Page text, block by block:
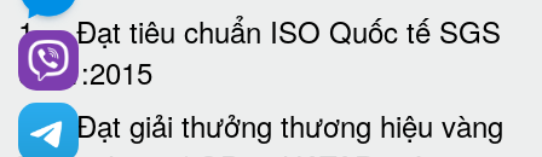
1. Đạt tiêu chuẩn ISO Quốc tế SGS
9001:2015
2. Đạt giải thưởng thương hiệu vàng